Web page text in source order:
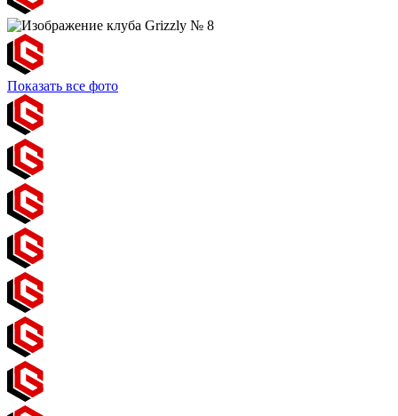
Показать все фото